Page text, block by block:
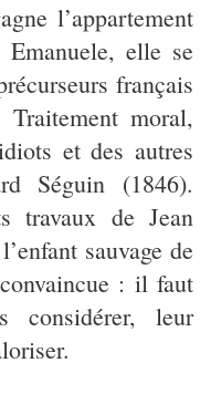
l’appartement
elle se
français
moral,
et des autres
Séguin (1846).
travaux de Jean
sauvage de
: il faut
considérer, leur